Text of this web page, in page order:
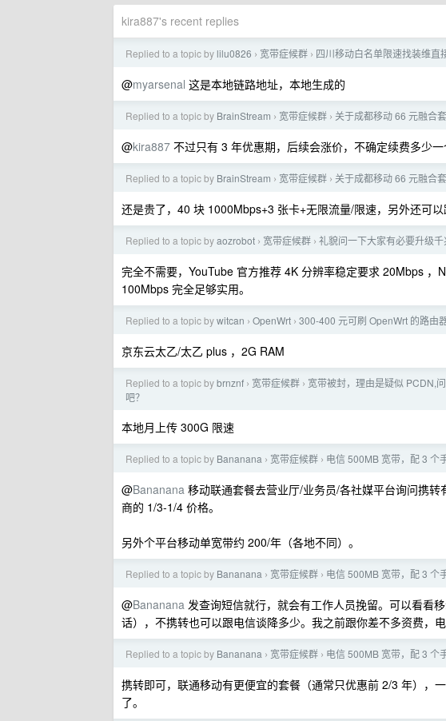
kira887's recent replies
Replied to a topic by lilu0826 › 宽带症候群 › 四川移动白名单限速找装维直
@myarsenal 这是本地链路地址，本地生成的
Replied to a topic by BrainStream › 宽带症候群 › 关于成都移动 66 元融合
@kira887 不过只有 3 年优惠期，后续会涨价，不确定续费多少一
Replied to a topic by BrainStream › 宽带症候群 › 关于成都移动 66 元融合
还是贵了，40 块 1000Mbps+3 张卡+无限流量/限速，另外还可
Replied to a topic byaozrobot › 宽带症候群 › 礼貌问一下大家有必要升级千
完全不需要，YouTube 官方推荐 4K 分辨率稳定要求 20Mbps
100Mbps 完全足够实用。
Replied to a topic bywitcan › OpenWrt › 300-400 元可刷 OpenWrt 的路由
京东云太乙/太乙 plus ，2G RAM
Replied to a topic bybrnznf › 宽带症候群 › 宽带被封，理由是疑似 PCDN,
吧？
本地月上传 300G 限速
Replied to a topic by Bananana › 宽带症候群 › 电信 500MB 宽带，配 3 个
@Bananana 移动联通套餐去营业厅/业务员/各社媒平台询问携
商的 1/3-1/4 价格。
另外个平台移动单宽带约 200/年（各地不同）。
Replied to a topic by Bananana › 宽带症候群 › 电信 500MB 宽带，配 3 个
@Bananana 发查询短信就行，就会有工作人员挽留。可以看看
话），不携转也可以跟电信谈降多少。我之前跟你差不多资费，
Replied to a topic by Bananana › 宽带症候群 › 电信 500MB 宽带，配 3 个
携转即可，联通移动有更便宜的套餐（通常只优惠前 2/3 年），
了。